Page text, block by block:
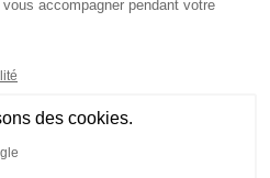
des Avis Garantis,